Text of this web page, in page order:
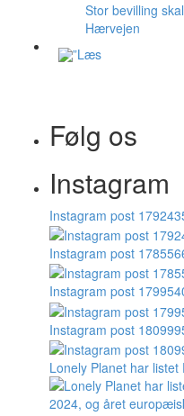
Stor bevilling
Hærvejen
Følg os
Instagram
Instagram post
Instagram post
Instagram post
Instagram post
Lonely Planet har